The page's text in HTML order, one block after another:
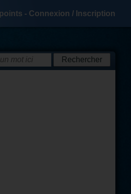
points - Connexion / Inscription